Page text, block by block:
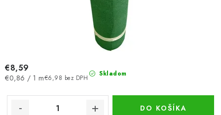
Skladom
€6,98 bez DPH
€8,59
Jednotková
€0,86 / 1 m
DO KOŠÍKA